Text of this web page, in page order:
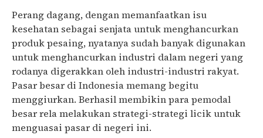
Perang dagang, dengan memanfaatkan isu
kesehatan sebagai senjata untuk menghancurkan
produk pesaing, nyatanya sudah banyak digunakan
untuk menghancurkan industri dalam negeri yang
rodanya digerakkan oleh industri-industri rakyat.
Pasar besar di Indonesia memang begitu
menggiurkan. Berhasil membikin para pemodal
besar rela melakukan strategi-strategi licik untuk
menguasai pasar di negeri ini.